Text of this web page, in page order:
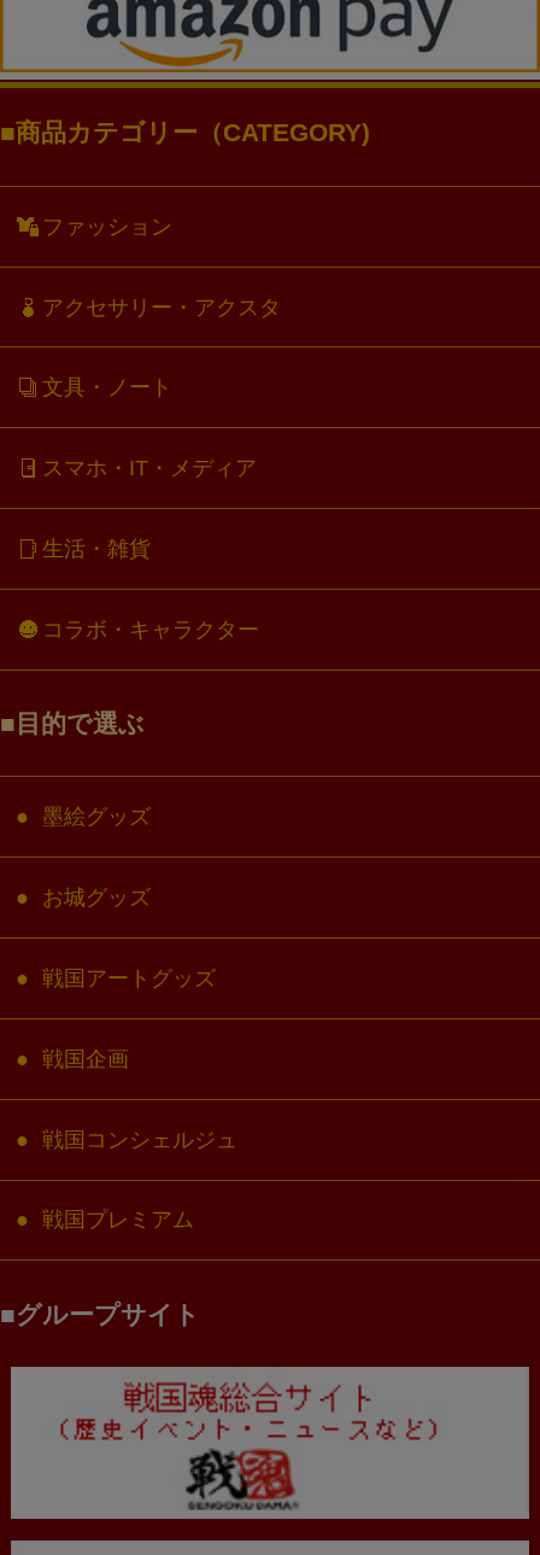
商品カテゴリー（CATEGORY)
ファッション
アクセサリー・アクスタ
文具・ノート
スマホ・IT・メディア
生活・雑貨
コラボ・キャラクター
目的で選ぶ
墨絵グッズ
お城グッズ
戦国アートグッズ
戦国企画
戦国コンシェルジュ
戦国プレミアム
グループサイト